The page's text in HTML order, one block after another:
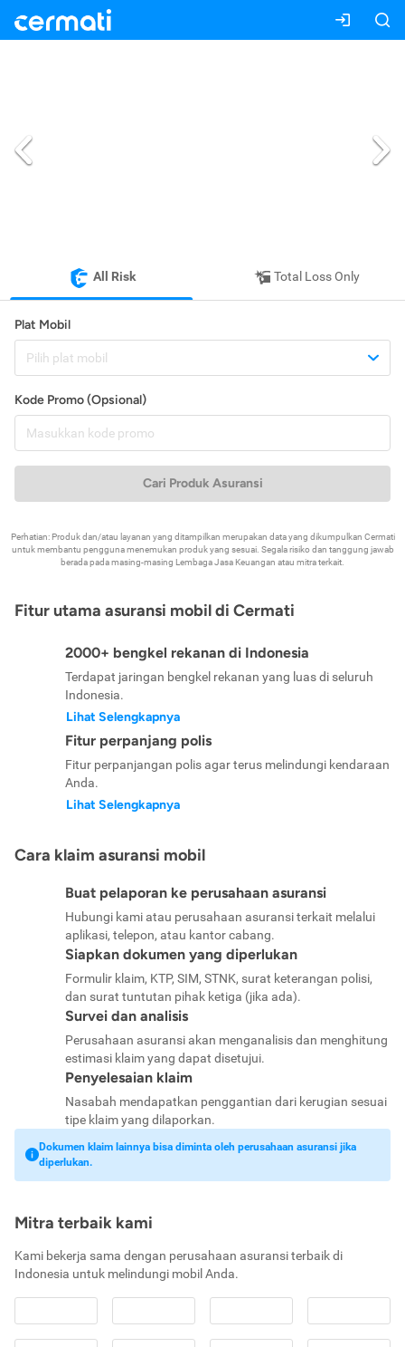
All Risk Total Loss Only
Plat Mobil
Pilih plat mobil
Kode Promo (Opsional)
Cari Produk Asuransi
Perhatian: Produk dan/atau layanan yang ditampilkan merupakan data yang dikumpulkan Cermati
untuk membantu pengguna menemukan produk yang sesuai. Segala risiko dan tanggung jawab
berada pada masing-masing Lembaga Jasa Keuangan atau mitra terkait.
Fitur utama asuransi mobil di Cermati
2000+ bengkel rekanan di Indonesia
Terdapat jaringan bengkel rekanan yang luas di seluruh
Indonesia.
Lihat Selengkapnya
Fitur perpanjang polis
Fitur perpanjangan polis agar terus melindungi kendaraan
Anda.
Lihat Selengkapnya
Cara klaim asuransi mobil
Buat pelaporan ke perusahaan asuransi
Hubungi kami atau perusahaan asuransi terkait melalui
aplikasi, telepon, atau kantor cabang.
Siapkan dokumen yang diperlukan
Formulir klaim, KTP, SIM, STNK, surat keterangan polisi,
dan surat tuntutan pihak ketiga (jika ada).
Survei dan analisis
Perusahaan asuransi akan menganalisis dan menghitung
estimasi klaim yang dapat disetujui.
Penyelesaian klaim
Nasabah mendapatkan penggantian dari kerugian sesuai
tipe klaim yang dilaporkan.
Dokumen klaim lainnya bisa diminta oleh perusahaan asuransi jika
diperlukan.
Mitra terbaik kami
Kami bekerja sama dengan perusahaan asuransi terbaik di
Indonesia untuk melindungi mobil Anda.